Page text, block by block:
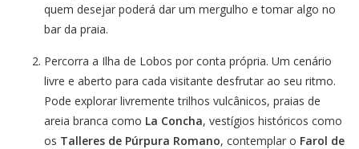
quem desejar poderá dar um mergulho e tomar algo no
bar da praia.
Percorra a Ilha de Lobos por conta própria. Um cenário
livre e aberto para cada visitante desfrutar ao seu ritmo.
Pode explorar livremente trilhos vulcânicos, praias de
areia branca como La Concha, vestígios históricos como
os Talleres de Púrpura Romano, contemplar o Farol de